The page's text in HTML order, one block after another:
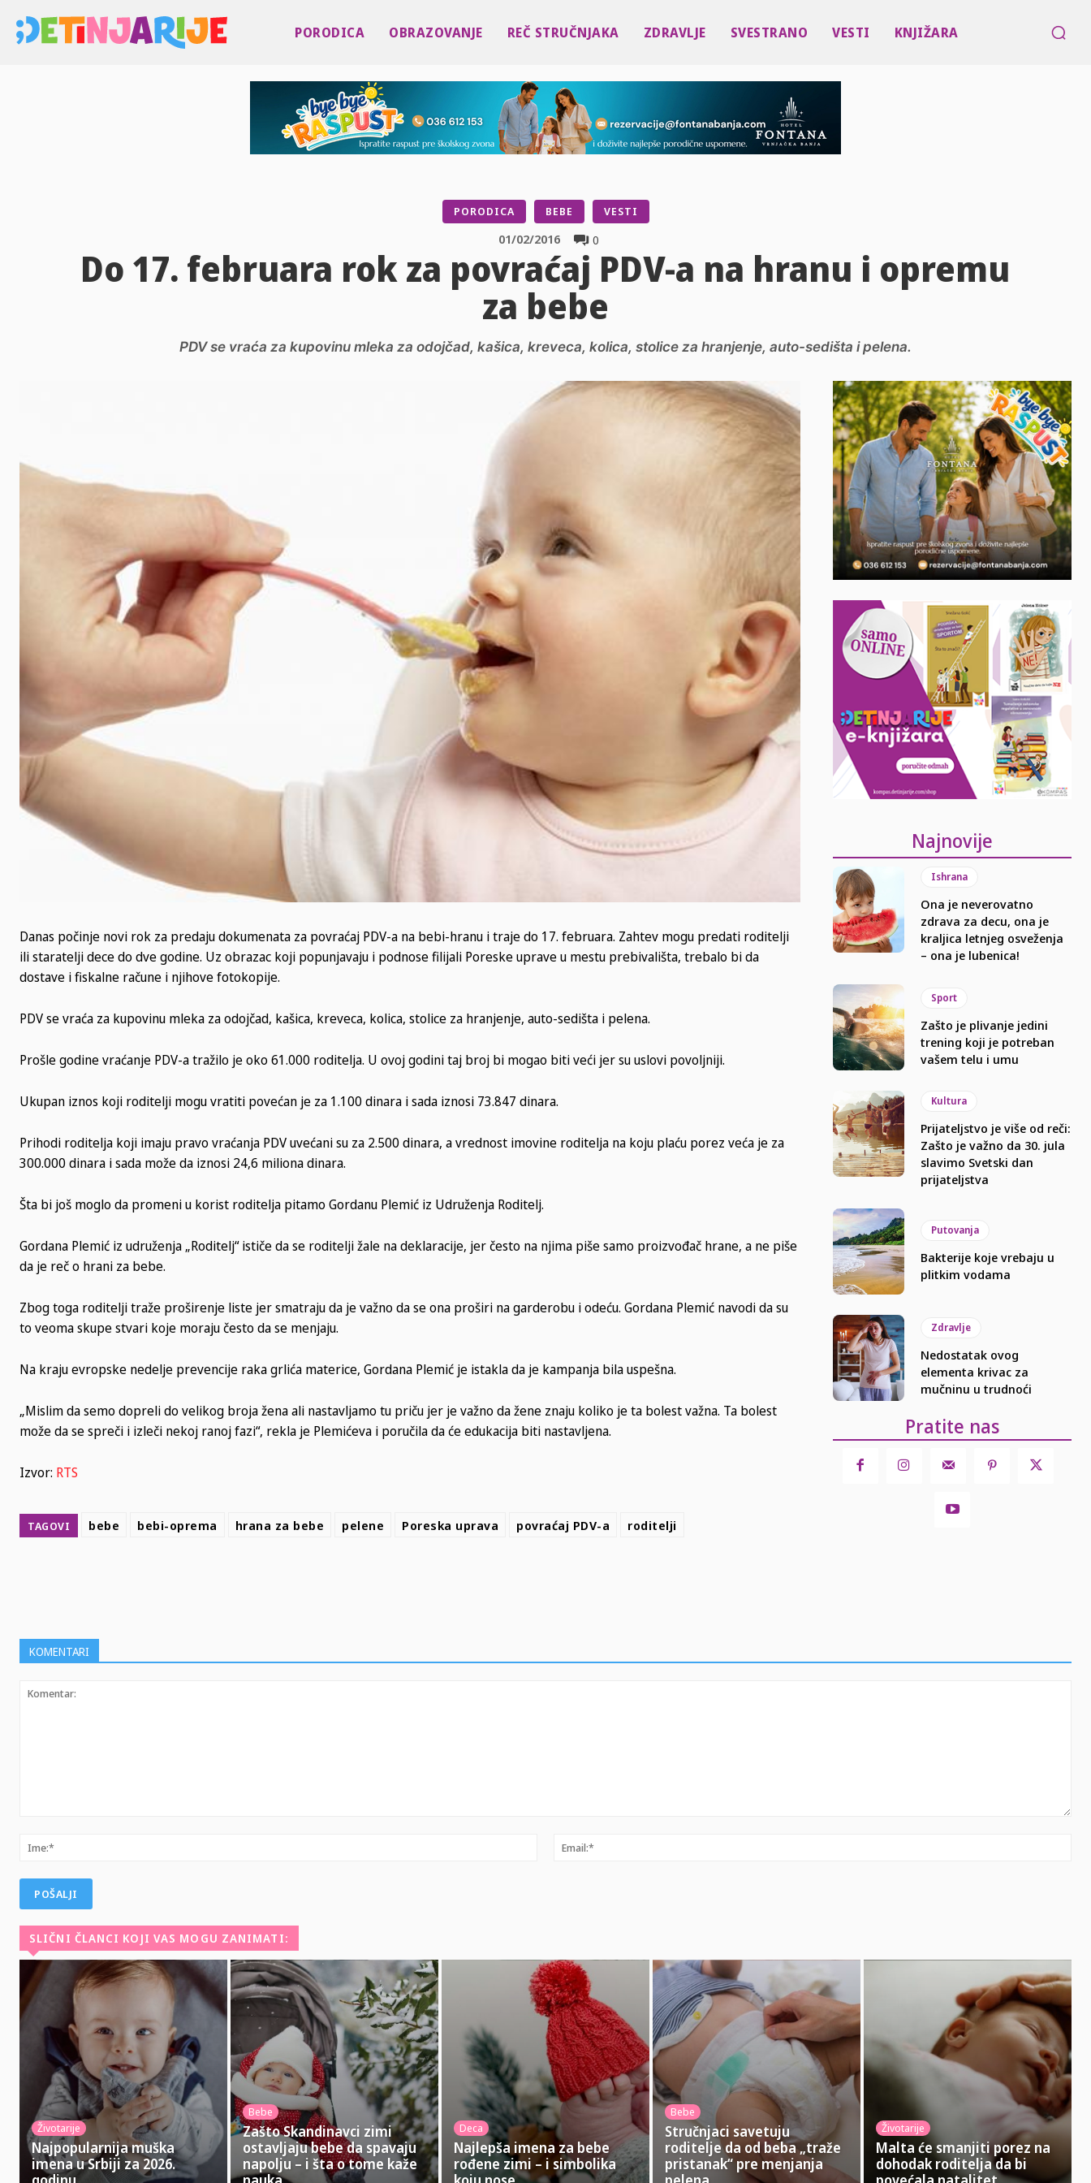
PORODICA OBRAZOVANJE REČ STRUČNJAKA ZDRAVLJE SVESTRANO VESTI KNJIŽARA
PORODICA BEBE VESTI
0
01/02/2016
Do 17. februara rok za povraćaj PDV-a na hranu i opremu
za bebe
PDV se vraća za kupovinu mleka za odojčad, kašica, kreveca, kolica, stolice za hranjenje, auto-sedišta i pelena.
Danas počinje novi rok za predaju dokumenata za povraćaj PDV-a na bebi-hranu i traje do 17. februara. Zahtev mogu predati roditelji
ili staratelji dece do dve godine. Uz obrazac koji popunjavaju i podnose filijali Poreske uprave u mestu prebivališta, trebalo bi da
dostave i fiskalne račune i njihove fotokopije.
PDV se vraća za kupovinu mleka za odojčad, kašica, kreveca, kolica, stolice za hranjenje, auto-sedišta i pelena.
Prošle godine vraćanje PDV-a tražilo je oko 61.000 roditelja. U ovoj godini taj broj bi mogao biti veći jer su uslovi povoljniji.
Ukupan iznos koji roditelji mogu vratiti povećan je za 1.100 dinara i sada iznosi 73.847 dinara.
Prihodi roditelja koji imaju pravo vraćanja PDV uvećani su za 2.500 dinara, a vrednost imovine roditelja na koju plaću porez veća je za
300.000 dinara i sada može da iznosi 24,6 miliona dinara.
Šta bi još moglo da promeni u korist roditelja pitamo Gordanu Plemić iz Udruženja Roditelj.
Gordana Plemić iz udruženja „Roditelj“ ističe da se roditelji žale na deklaracije, jer često na njima piše samo proizvođač hrane, a ne piše
da je reč o hrani za bebe.
Zbog toga roditelji traže proširenje liste jer smatraju da je važno da se ona proširi na garderobu i odeću. Gordana Plemić navodi da su
to veoma skupe stvari koje moraju često da se menjaju.
Na kraju evropske nedelje prevencije raka grlića materice, Gordana Plemić je istakla da je kampanja bila uspešna.
„Mislim da semo dopreli do velikog broja žena ali nastavljamo tu priču jer je važno da žene znaju koliko je ta bolest važna. Ta bolest
može da se spreči i izleči nekoj ranoj fazi“, rekla je Plemićeva i poručila da će edukacija biti nastavljena.
Izvor: RTS
TAGOVI bebe bebi-oprema hrana za bebe pelene Poreska uprava povraćaj PDV-a roditelji
Najnovije
Ishrana
Ona je neverovatno
zdrava za decu, ona je
kraljica letnjeg osveženja
– ona je lubenica!
Sport
Zašto je plivanje jedini
trening koji je potreban
vašem telu i umu
Kultura
Prijateljstvo je više od reči:
Zašto je važno da 30. jula
slavimo Svetski dan
prijateljstva
Putovanja
Bakterije koje vrebaju u
plitkim vodama
Zdravlje
Nedostatak ovog
elementa krivac za
mučninu u trudnoći
Pratite nas
KOMENTARI
Ime:*
SLIČNI ČLANCI KOJI VAS MOGU ZANIMATI:
Životarije
Najpopularnija muška
imena u Srbiji za 2026.
Bebe
Zašto Skandinavci zimi
ostavljaju bebe da spavaju
napolju – i šta o tome kaže
Deca
Najlepša imena za bebe
rođene zimi – i simbolika
Bebe
Stručnjaci savetuju
roditelje da od beba „traže
pristanak“ pre menjanja
Životarije
Malta će smanjiti porez na
dohodak roditelja da bi